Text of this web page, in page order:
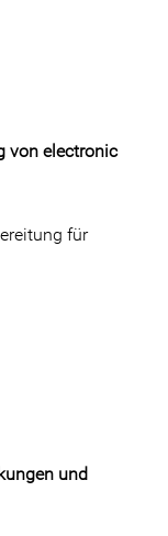
von electronic
für
und